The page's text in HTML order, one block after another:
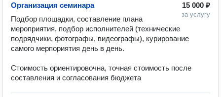
15 000 ₽
за услугу
Организация семинара
Подбор площадки, составление плана
мероприятия, подбор исполнителей (технические
подрядчики, фотографы, видеографы), курирование
самого мерпориятия день в день.
Стоимость ориентировочна, точная стоимость после
составления и согласования бюджета